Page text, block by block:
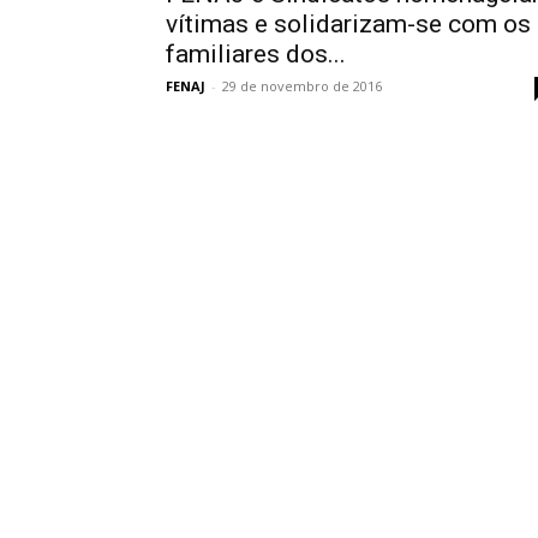
vítimas e solidarizam-se com os
familiares dos...
FENAJ - 29 de novembro de 2016